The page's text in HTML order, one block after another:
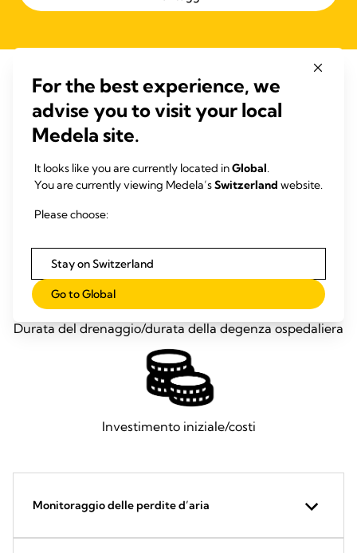
Esiti migliori. Riduzione dei costi!
Durata del drenaggio/durata della degenza ospedaliera
Investimento iniziale/costi
Monitoraggio delle perdite d’aria
For the best experience, we
advise you to visit your local
Medela site.
It looks like you are currently located inGlobal.
You are currently viewing Medela’sSwitzerland website.
Please choose:
Stay on Switzerland
Go to Global